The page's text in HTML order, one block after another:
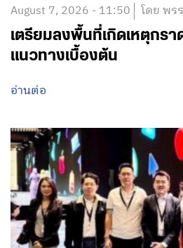
August 7, 2026 - 11:50 โดย พร
เตรียมลงพื้นที่เกิดเหตุกร
แนวทางเบื้องต้น
อ่านต่อ